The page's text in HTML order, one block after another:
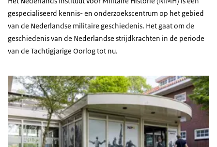
gespecialiseerd kennis- en onderzoekscentrum op het gebied
van de Nederlandse militaire geschiedenis. Het gaat om de
geschiedenis van de Nederlandse strijdkrachten in de periode
van de Tachtigjarige Oorlog tot nu.